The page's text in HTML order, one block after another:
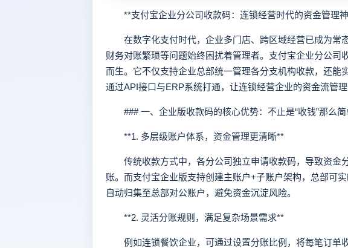
**支付宝企业分公司收款码：连锁经营时代的资金管理
在数字化支付时代，企业多门店、跨区域经营已成为常态
财务对账繁琐等问题始终困扰着管理者。支付宝企业分公司
而生。它不仅支持企业总部统一管理各分支机构收款，还能
通过API接口与ERP系统打通，让连锁经营企业的资金流管理
### 一、企业版收款码的核心优势：不止是“收钱”那么简
**1. 多层级账户体系，资金管理更清晰**
传统收款方式中，各分公司独立申请收款码，导致资金
账。而支付宝企业版支持创建主账户+子账户架构，总部可
自动归集至总部对公账户，避免资金沉淀风险。
**2. 灵活分账规则，满足复杂场景需求**
例如连锁餐饮企业，可通过设置分账比例，将每笔订单收